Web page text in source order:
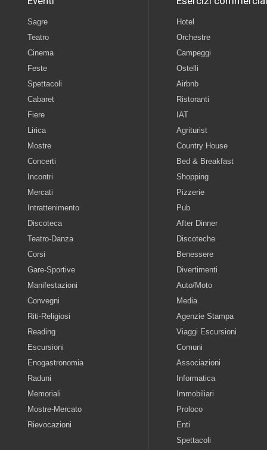
Sagre
Teatro
Cinema
Feste
Spettacoli
Cabaret
Fiere
Lirica
Mostre
Concerti
Incontri
Mercati
Intrattenimento
Discoteca
Teatro-Danza
Corsi
Gare-Sportive
Manifestazioni
Convegni
Riti-Religiosi
Reading
Escursioni
Enogastronomia
Raduni
Memoriali
Mostre-Mercato
Rievocazioni
Hotel
Orchestre
Campeggi
Ostelli
Airbnb
Ristoranti
IAT
Agriturist
Country House
Bed & Breakfast
Shopping
Pizzerie
Pub
After Dinner
Discoteche
Benessere
Divertimenti
Auto/Moto
Media
Agenzie Stampa
Viaggi Escursioni
Comuni
Associazioni
Informatica
Immobiliari
Proloco
Enti
Spettacoli